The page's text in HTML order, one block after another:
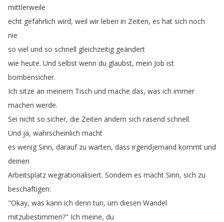
mittlerweile
echt gefährlich wird, weil wir leben in Zeiten, es hat sich noch
nie
so viel und so schnell gleichzeitig geändert
wie heute. Und selbst wenn du glaubst, mein Job ist
bombensicher.
Ich sitze an meinem Tisch und mache das, was ich immer
machen werde.
Sei nicht so sicher, die Zeiten ändern sich rasend schnell.
Und ja, wahrscheinlich macht
es wenig Sinn, darauf zu warten, dass irgendjemand kommt und
deinen
Arbeitsplatz wegrationalisiert. Sondern es macht Sinn, sich zu
beschäftigen:
"Okay, was kann ich denn tun, um diesen Wandel
mitzubestimmen?" Ich meine, du